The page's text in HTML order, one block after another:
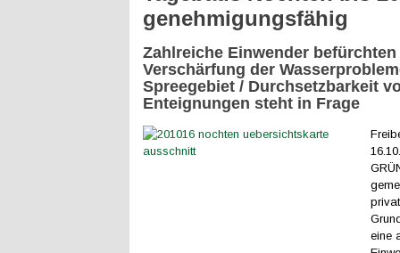
genehmigungsfähig
Zahlreiche Einwender befürchten
Verschärfung der
Spreegebiet / Durchsetzbarkeit
Enteignungen steht in Frage
eine